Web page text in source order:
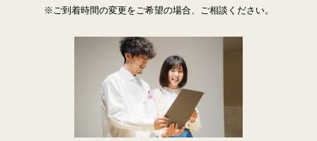
※ご到着時間の変更をご希望の場合、ご相談ください。